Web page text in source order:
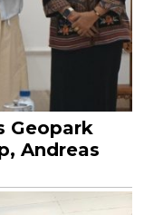
Geopark
Andreas